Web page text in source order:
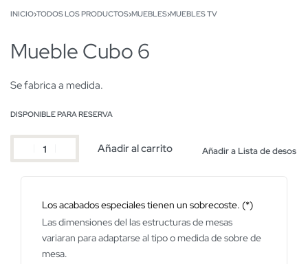
INICIO›TODOS LOS PRODUCTOS›MUEBLES›MUEBLES TV
Mueble Cubo 6
Se fabrica a medida.
DISPONIBLE PARA RESERVA
Añadir al carrito Añadir a Lista de desos
Los acabados especiales tienen un sobrecoste. (*)
Las dimensiones del las estructuras de mesas
variaran para adaptarse al tipo o medida de sobre de
mesa.